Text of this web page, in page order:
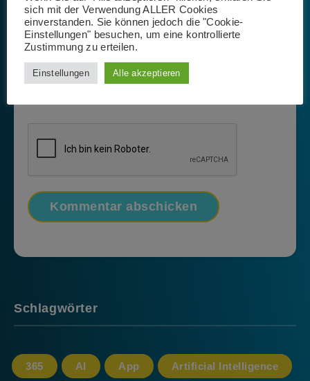
Name, E-Mail-Adresse und Website in diesem Browser
Schlagwörter
365 AI App Artificial Intelligence
sich mit der Verwendung ALLER Cookies
einverstanden. Sie können jedoch die "Cookie-
Einstellungen" besuchen, um eine kontrollierte
Zustimmung zu erteilen.
Einstellungen Alle akzeptieren